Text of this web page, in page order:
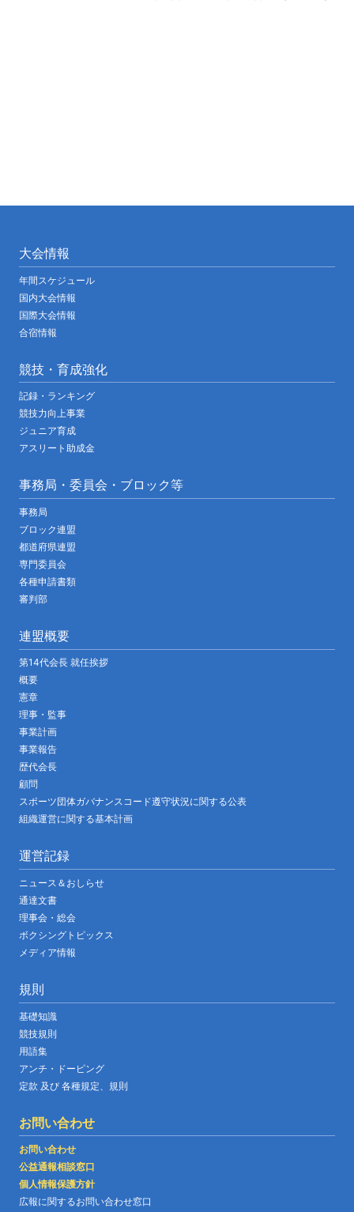
大会情報
年間スケジュール
国内大会情報
国際大会情報
合宿情報
競技・育成強化
記録・ランキング
競技力向上事業
ジュニア育成
アスリート助成金
事務局・委員会・ブロック等
事務局
ブロック連盟
都道府県連盟
専門委員会
各種申請書類
審判部
連盟概要
第14代会長 就任挨拶
概要
憲章
理事・監事
事業計画
事業報告
歴代会長
顧問
スポーツ団体ガバナンスコード遵守状況に関する公表
組織運営に関する基本計画
運営記録
ニュース＆おしらせ
通達文書
理事会・総会
ボクシングトピックス
メディア情報
規則
基礎知識
競技規則
用語集
アンチ・ドーピング
定款 及び 各種規定、規則
お問い合わせ
お問い合わせ
公益通報相談窓口
個人情報保護方針
広報に関するお問い合わせ窓口